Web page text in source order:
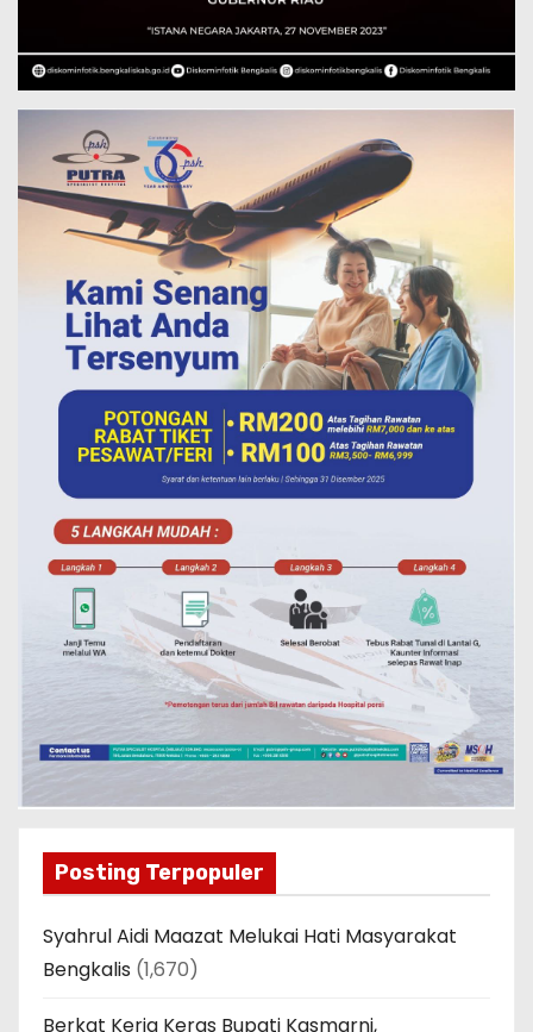
Posting Terpopuler
Syahrul Aidi Maazat Melukai Hati Masyarakat
Bengkalis (1,670)
Berkat Kerja Keras Bupati Kasmarni,